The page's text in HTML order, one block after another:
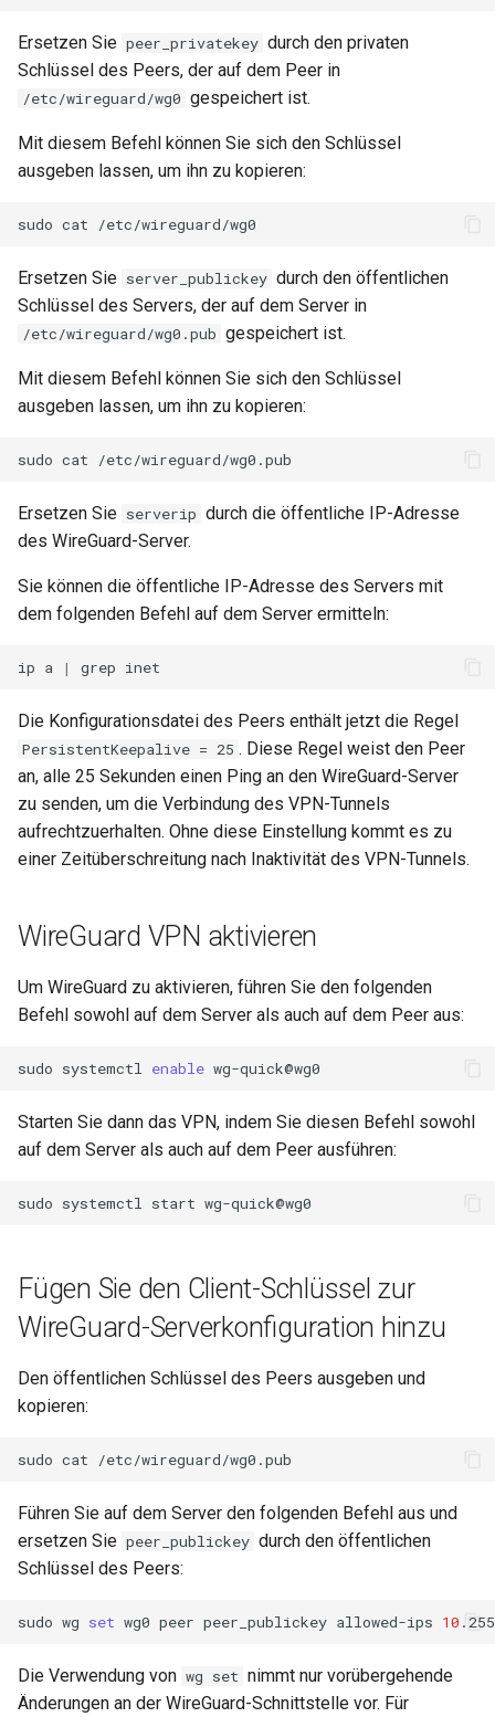
Ersetzen Sie peer_privatekey durch den privaten
Schlüssel des Peers, der auf dem Peer in
/etc/wireguard/wg0 gespeichert ist.
Mit diesem Befehl können Sie sich den Schlüssel
ausgeben lassen, um ihn zu kopieren:
sudo cat
Ersetzen Sie server_publickey durch den öffentlichen
Schlüssel des Servers, der auf dem Server in
/etc/wireguard/wg0.pub gespeichert ist.
Mit diesem Befehl können Sie sich den Schlüssel
ausgeben lassen, um ihn zu kopieren:
sudo cat
Ersetzen Sie serverip durch die öffentliche IP-Adresse
des WireGuard-Server.
Sie können die öffentliche IP-Adresse des Servers mit
dem folgenden Befehl auf dem Server ermitteln:
ip a | grep
Die Konfigurationsdatei des Peers enthält jetzt die Regel
PersistentKeepalive = 25 . Diese Regel weist den Peer
an, alle 25 Sekunden einen Ping an den WireGuard-Server
zu senden, um die Verbindung des VPN-Tunnels
aufrechtzuerhalten. Ohne diese Einstellung kommt es zu
einer Zeitüberschreitung nach Inaktivität des VPN-Tunnels.
WireGuard VPN aktivieren
Um WireGuard zu aktivieren, führen Sie den folgenden
Befehl sowohl auf dem Server als auch auf dem Peer aus:
sudo systemctl enable
Starten Sie dann das VPN, indem Sie diesen Befehl sowohl
auf dem Server als auch auf dem Peer ausführen:
sudo systemctl start
Fügen Sie den Client-Schlüssel zur
WireGuard-Serverkonfiguration hinzu
Den öffentlichen Schlüssel des Peers ausgeben und
kopieren:
sudo cat
Führen Sie auf dem Server den folgenden Befehl aus und
ersetzen Sie peer_publickey durch den öffentlichen
Schlüssel des Peers:
sudo wg set wg0 peer peer_publickey allowed-ips 10
Die Verwendung von wg set nimmt nur vorübergehende
Änderungen an der WireGuard-Schnittstelle vor. Für